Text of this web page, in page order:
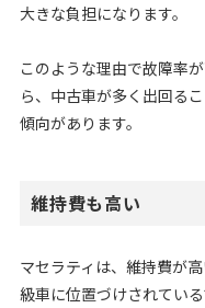
大きな負担になります。
このような理由で故障率
ら、中古車が多く出回る
傾向があります。
維持費も高い
マセラティは、維持費が
級車に位置づけされてい